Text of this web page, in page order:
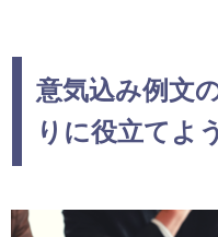
意気込み例文
りに役立てよう